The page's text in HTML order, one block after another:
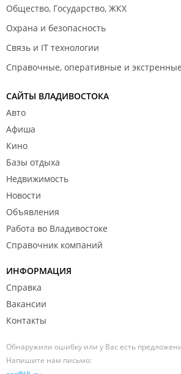
Общество, Государство, ЖКХ
Охрана и безопасность
Связь и IT технологии
Справочные, оперативные и
САЙТЫ ВЛАДИВОСТОКА
Авто
Афиша
Кино
Базы отдыха
Недвижимость
Новости
Объявления
Работа во Владивостоке
Справочник компаний
ИНФОРМАЦИЯ
Справка
Вакансии
Контакты
Обнаружили ошибку или у Вас есть
Напишите нам письмо: